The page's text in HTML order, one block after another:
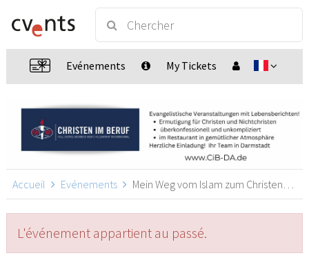
Evénements My Tickets
Accueil Evénements Mein Weg vom Islam zum Christentum, Darmstadt
L'événement appartient au passé.